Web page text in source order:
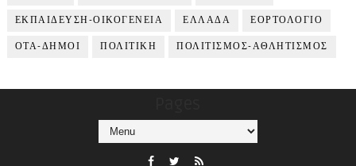
ΕΚΠΑΙΔΕΥΣΗ-ΟΙΚΟΓΕΝΕΙΑ ΕΛΛΑΔΑ ΕΟΡΤΟΛΟΓΙΟ
ΟΤΑ-ΔΗΜΟΙ ΠΟΛΙΤΙΚΗ ΠΟΛΙΤΙΣΜΟΣ-ΑΘΛΗΤΙΣΜΟΣ